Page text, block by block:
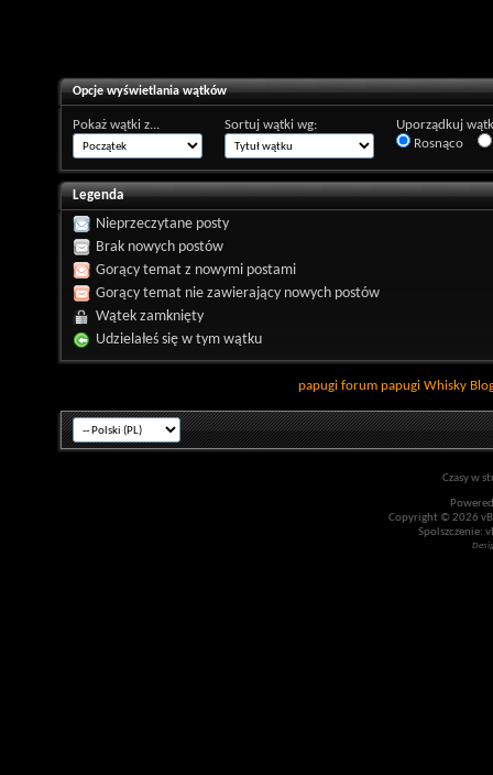
Opcje wyświetlania wątków
Pokaż wątki z... Sortuj wątki wg:
Uporządkuj
Rosnąco
Legenda
Nieprzeczytane posty
Brak nowych postów
Gorący temat z nowymi postami
Gorący temat nie zawierający nowych postów
Wątek zamknięty
Udzielałeś się w tym wątku
papugi forum papugi Whisky
Czasy w
Copyright © 2026
Spolszczenie: